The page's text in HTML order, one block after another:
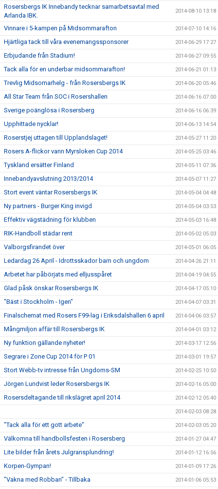
Rosersbergs IK Innebandy tecknar samarbetsavtal med
Arlanda IBK.
2014-08-10 13:18
Vinnare i 5-kampen på Midsommarafton 2014-07-10 14:16
Hjärtliga tack till våra evenemangssponsorer 2014-06-29 17:27
Erbjudande från Stadium! 2014-06-27 09:55
Tack alla för en underbar midsommarafton! 2014-06-21 01:13
Trevlig Midsomarhelg - från Rosersbergs IK 2014-06-20 05:46
All Star Team från SOC i Rosershallen 2014-06-16 07:00
Sverige poänglösa i Rosersberg 2014-06-16 06:39
Upphittade nycklar! 2014-06-13 14:54
Roserstjej uttagen till Upplandslaget! 2014-05-27 11:20
Rosers A-flickor vann Myrsloken Cup 2014 2014-05-25 03:46
Tyskland ersätter Finland 2014-05-11 07:36
Innebandyavslutning 2013/2014 2014-05-07 11:27
Stort event väntar Rosersbergs IK 2014-05-04 04:48
Ny partners - Burger King invigd 2014-05-04 03:53
Effektiv vägstädning för klubben 2014-05-03 16:48
RIK-Handboll städar rent 2014-05-02 05:03
Valborgsfirandet över 2014-05-01 06:05
Ledardag 26 April - Idrottsskador barn och ungdom 2014-04-26 21:11
Arbetet har påbörjats med elljusspåret 2014-04-19 04:55
Glad påsk önskar Rosersbergs IK 2014-04-17 05:10
"Bäst i Stockholm - Igen" 2014-04-07 03:31
Finalschemat med Rosers F99-lag i Eriksdalshallen 6 april 2014-04-06 03:57
Mångmiljon affär till Rosersbergs IK 2014-04-01 03:12
Ny funktion gällande nyheter! 2014-03-17 12:56
Segrare i Zone Cup 2014 för P 01 2014-03-01 19:57
Stort Webb-tv intresse från Ungdoms-SM 2014-02-25 10:50
Jörgen Lundvist leder Rosersbergs IK 2014-02-16 05:00
Rosersdeltagande till rikslägret april 2014 2014-02-12 05:40
2014-02-03 08:28
"Tack alla för ett gott arbete" 2014-02-03 05:20
Välkomna till handbollsfesten i Rosersberg 2014-01-27 04:47
Lite bilder från årets Julgransplundring! 2014-01-12 16:56
Korpen-Gympan! 2014-01-09 17:26
"Vakna med Robban" - Tillbaka 2014-01-06 05:53